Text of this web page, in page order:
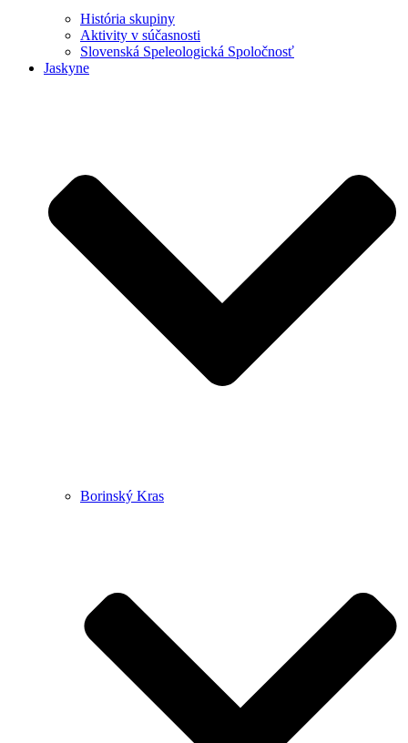
História skupiny
Aktivity v súčasnosti
Slovenská Speleologická Spoločnosť
Jaskyne
Borinský Kras